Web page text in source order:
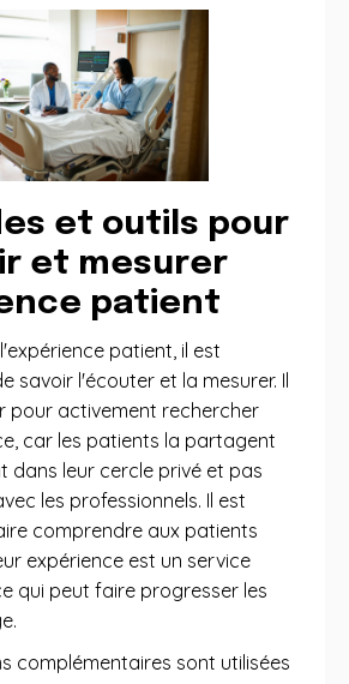
et outils pour
et mesurer
patient
patient, il est
savoir l'écouter et la mesurer. Il
pour activement rechercher
car les patients la partagent
dans leur cercle privé et pas
les professionnels. Il est
comprendre aux patients
expérience est un service
qui peut faire progresser les
complémentaires sont utilisées